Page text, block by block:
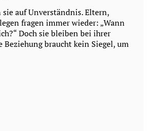
auf Unverständnis. Eltern,
fragen immer wieder: „Wann
Doch sie bleiben bei ihrer
Beziehung braucht kein Siegel, um